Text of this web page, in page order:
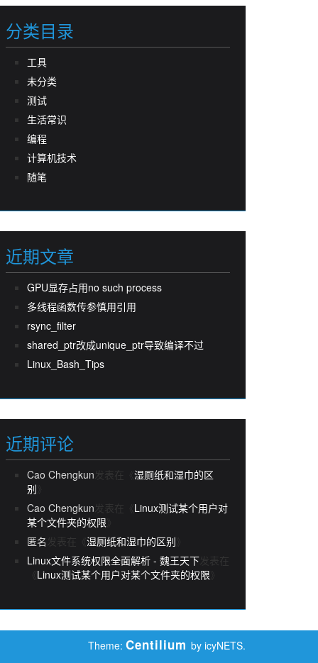
分类目录
工具
未分类
测试
生活常识
编程
计算机技术
随笔
近期文章
GPU显存占用no such process
多线程函数传参慎用引用
rsync_filter
shared_ptr改成unique_ptr导致编译不过
Linux_Bash_Tips
近期评论
Cao Chengkun发表在《 湿厕纸和湿巾的区
别
Cao Chengkun发表在《 Linux测试某个用户对
某个文件夹的权限
匿名 发表在《 湿厕纸和湿巾的区别
Linux文件系统权限全面解析 - 魏王天下发表在
Linux测试某个用户对某个文件夹的权限
Theme: Centilium by icyNETS.